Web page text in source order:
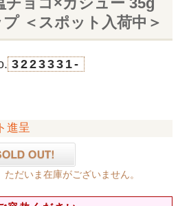
プ ＜スポット入荷中＞
3223331-
進呈
だいま在庫がございません。